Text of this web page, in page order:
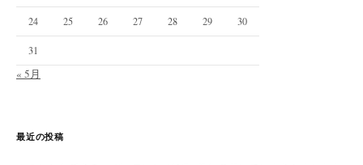
24 25 26 27 28 29 30
31
« 5月
最近の投稿